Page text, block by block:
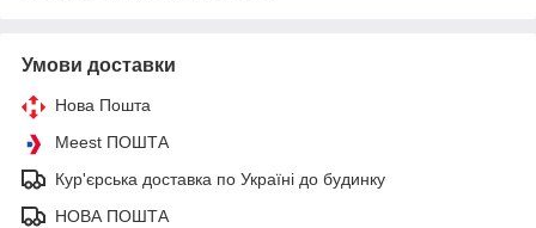
Умови доставки
Нова Пошта
Meest ПОШТА
Кур'єрська доставка по Україні до будинку
НОВА ПОШТА